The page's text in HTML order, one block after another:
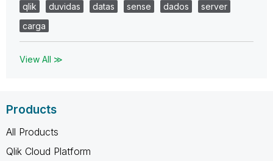
qlik
duvidas datas sense dados
server
carga
View All ≫
Products
All Products
Qlik Cloud Platform